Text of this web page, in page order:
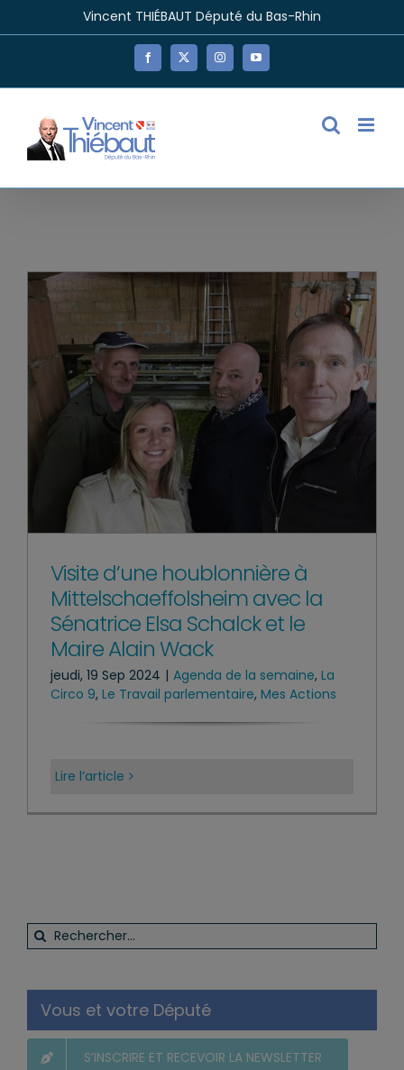
Vincent THIÉBAUT Député du Bas-Rhin
Facebook
X InstagramYouTube
Visite d’une houblonnière à
Mittelschaeffolsheim avec la
Sénatrice Elsa Schalck et le
Maire Alain Wack
jeudi, 19 Sep 2024 | Agenda de la semaine, La
Circo 9, Le Travail parlementaire, Mes Actions
Lire l’article
Rechercher:
Vous et votre Député
S’INSCRIRE ET RECEVOIR LA NEWSLETTER